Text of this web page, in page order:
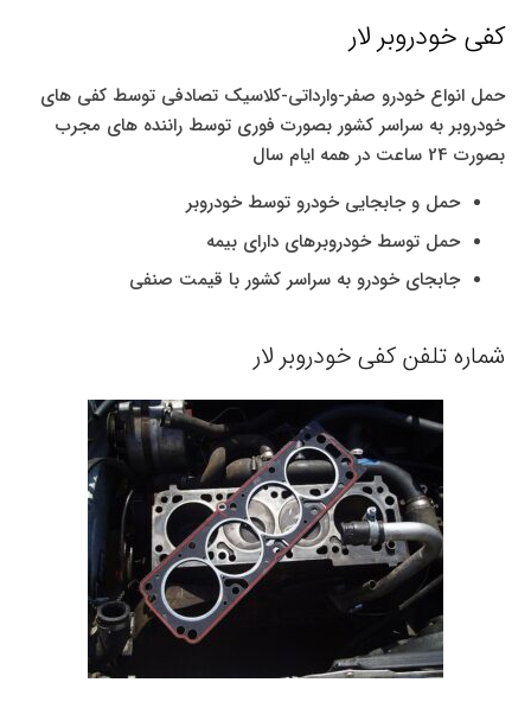
کفی خودروبر لار
حمل انواع خودرو صفر-وارداتی-کلاسیک تصادفی توسط کفی های
خودروبر به سراسر کشور بصورت فوری توسط راننده های مجرب
بصورت 24 ساعت در همه ایام سال
حمل و جابجایی خودرو توسط خودروبر
حمل توسط خودروبرهای دارای بیمه
جابجای خودرو به سراسر کشور با قیمت صنفی
شماره تلفن کفی خودروبر لار